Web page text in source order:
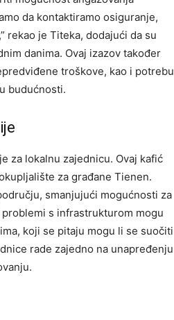
da kontaktiramo osiguranje,
rekao je Titeka, dodajući da su
danima. Ovaj izazov također
troškove, kao i potrebu
budućnosti.
za lokalnu zajednicu. Ovaj kafić
za građane Tienen.
smanjujući mogućnosti za
problemi s infrastrukturom mogu
koji se pitaju mogu li se suočiti
rade zajedno na unapređenju